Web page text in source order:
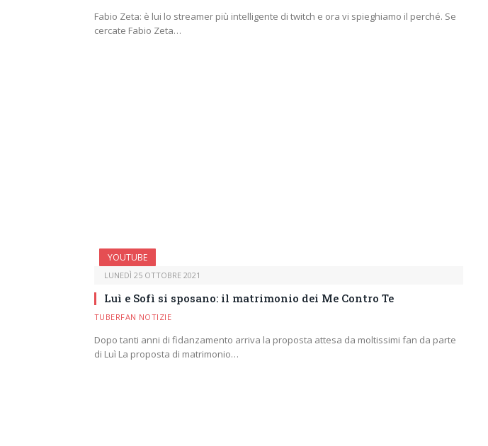
Fabio Zeta: è lui lo streamer più intelligente di twitch e ora vi spieghiamo il perché. Se
cercate Fabio Zeta…
YOUTUBE
LUNEDÌ 25 OTTOBRE 2021
Luì e Sofì si sposano: il matrimonio dei Me Contro Te
TUBERFAN NOTIZIE
Dopo tanti anni di fidanzamento arriva la proposta attesa da moltissimi fan da parte
di Luì La proposta di matrimonio…